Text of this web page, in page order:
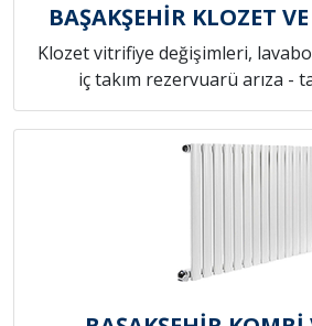
BAŞAKŞEHİR KLOZET
Klozet vitrifiye değişimleri,
iç takım rezervuarü arıza -